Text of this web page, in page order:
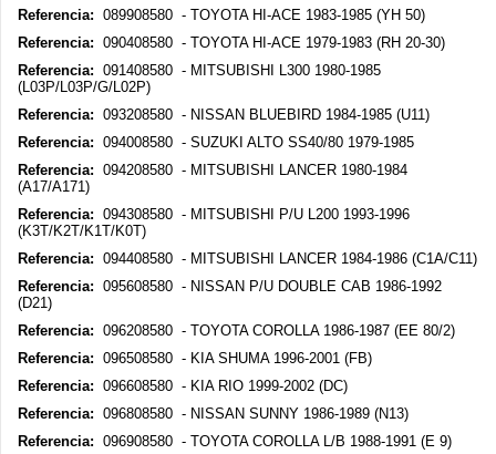
Referencia: 089908580 - TOYOTA HI-ACE 1983-1985 (YH 50)
Referencia: 090408580 - TOYOTA HI-ACE 1979-1983 (RH 20-30)
Referencia: 091408580 - MITSUBISHI L300 1980-1985
(L03P/L03P/G/L02P)
Referencia: 093208580 - NISSAN BLUEBIRD 1984-1985 (U11)
Referencia: 094008580 - SUZUKI ALTO SS40/80 1979-1985
Referencia: 094208580 - MITSUBISHI LANCER 1980-1984
(A17/A171)
Referencia: 094308580 - MITSUBISHI P/U L200 1993-1996
(K3T/K2T/K1T/K0T)
Referencia: 094408580 - MITSUBISHI LANCER 1984-1986 (C1A/C11)
Referencia: 095608580 - NISSAN P/U DOUBLE CAB 1986-1992
(D21)
Referencia: 096208580 - TOYOTA COROLLA 1986-1987 (EE 80/2)
Referencia: 096508580 - KIA SHUMA 1996-2001 (FB)
Referencia: 096608580 - KIA RIO 1999-2002 (DC)
Referencia: 096808580 - NISSAN SUNNY 1986-1989 (N13)
Referencia: 096908580 - TOYOTA COROLLA L/B 1988-1991 (E 9)